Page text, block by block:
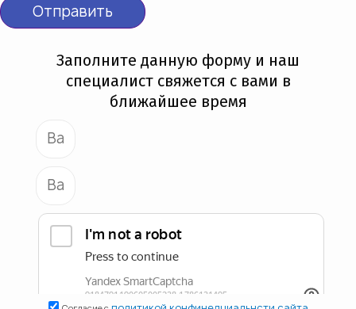
Отправить
Заполните данную форму и наш
специалист свяжется с вами в
ближайшее время